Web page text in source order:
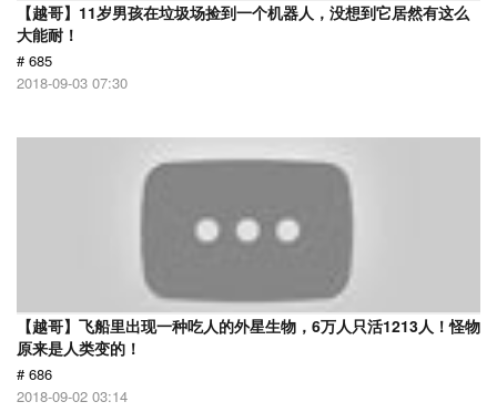
【越哥】11岁男孩在垃圾场捡到一个机器人，没想到它居然有这么
大能耐！
# 685
2018-09-03 07:30
【越哥】飞船里出现一种吃人的外星生物，6万人只活1213人！怪物
原来是人类变的！
# 686
2018-09-02 03:14